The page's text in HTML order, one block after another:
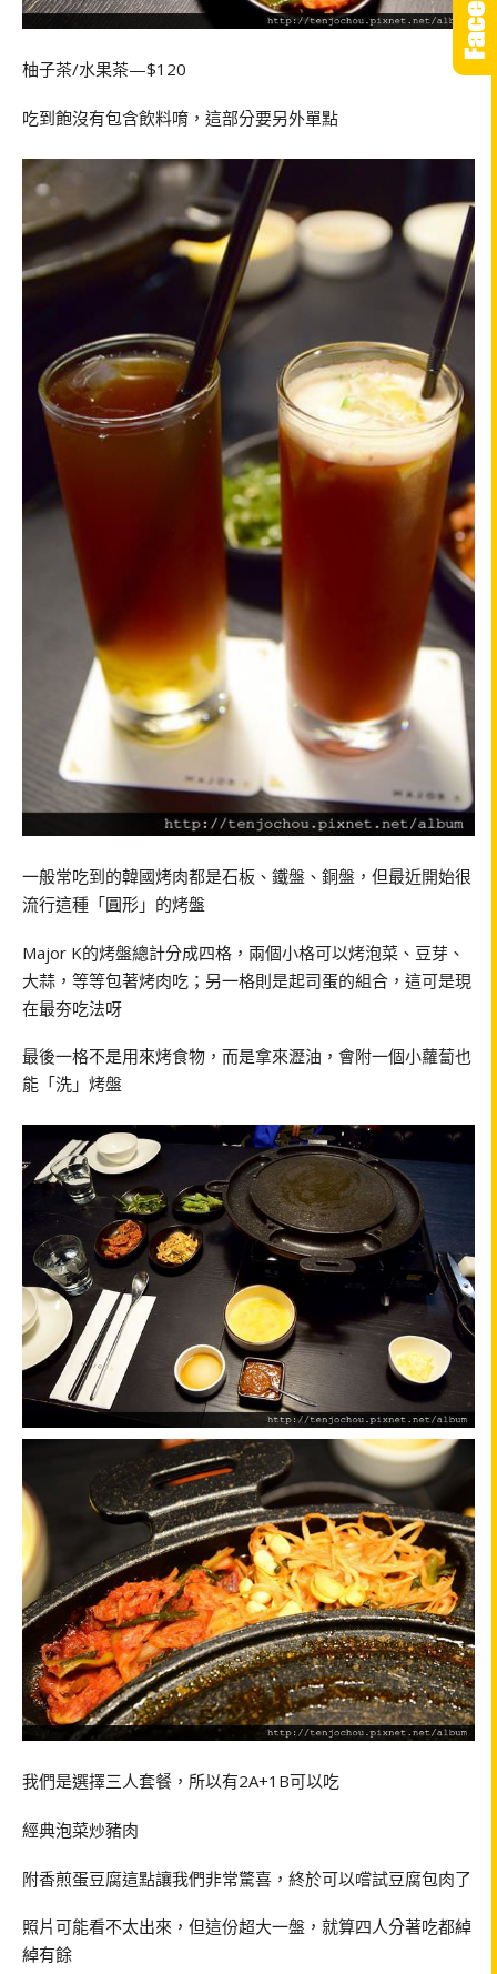
柚子茶/水果茶—$120
吃到飽沒有包含飲料唷，這部分要另外單點
一般常吃到的韓國烤肉都是石板、鐵盤、銅盤，但最近開始很
流行這種「圓形」的烤盤
Major K的烤盤總計分成四格，兩個小格可以烤泡菜、豆芽、
大蒜，等等包著烤肉吃；另一格則是起司蛋的組合，這可是現
在最夯吃法呀
最後一格不是用來烤食物，而是拿來瀝油，會附一個小蘿蔔也
能「洗」烤盤
我們是選擇三人套餐，所以有2A+1B可以吃
經典泡菜炒豬肉
附香煎蛋豆腐這點讓我們非常驚喜，終於可以嚐試豆腐包肉了
照片可能看不太出來，但這份超大一盤，就算四人分著吃都綽
綽有餘